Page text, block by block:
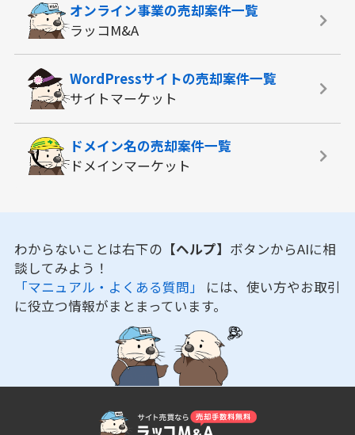
オンライン事業の売却案件一覧
ラッコM&A
WordPressサイトの売却案件一覧
サイトマーケット
ドメイン名の売却案件一覧
ドメインマーケット
わからないことは右下の 【ヘルプ】 ボタンからAIに相
談してみよう！
「マニュアル・よくある質問」 には、使い方やお取引
に役立つ情報がまとまっています。